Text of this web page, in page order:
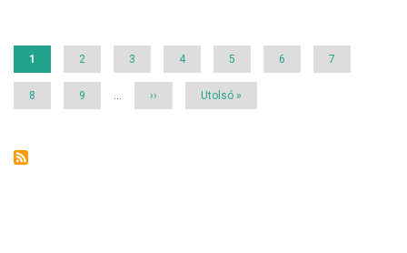
Jelenlegi
1 Page
2 Page
3 Page
4 Page
5 Page
6 Page
7
Page
8 Page
9
Következő
››
Utolsó
Utolsó »